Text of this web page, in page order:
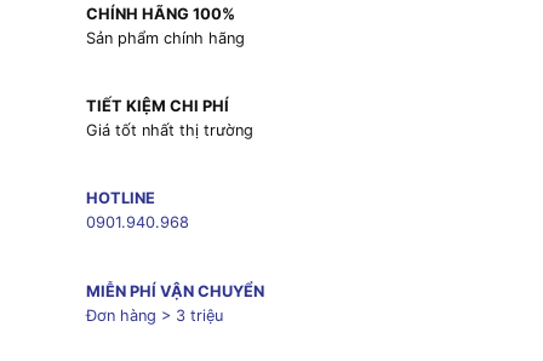
CHÍNH HÃNG 100%
Sản phẩm chính hãng
TIẾT KIỆM CHI PHÍ
Giá tốt nhất thị trường
HOTLINE
0901.940.968
MIỄN PHÍ VẬN CHUYỂN
Đơn hàng > 3 triệu